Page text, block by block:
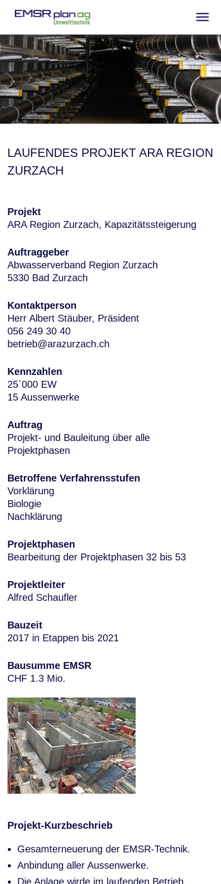
LAUFENDES PROJEKT ARA REGION
ZURZACH
Projekt
ARA Region Zurzach, Kapazitätssteigerung
Auftraggeber
Abwasserverband Region Zurzach
5330 Bad Zurzach
Kontaktperson
Herr Albert Stäuber, Präsident
056 249 30 40
betrieb@arazurzach.ch
Kennzahlen
25`000 EW
15 Aussenwerke
Auftrag
Projekt- und Bauleitung über alle
Projektphasen
Betroffene Verfahrensstufen
Vorklärung
Biologie
Nachklärung
Projektphasen
Bearbeitung der Projektphasen 32 bis 53
Projektleiter
Alfred Schaufler
Bauzeit
2017 in Etappen bis 2021
Bausumme EMSR
CHF 1.3 Mio.
Projekt-Kurzbeschrieb
Gesamterneuerung der EMSR-Technik.
Anbindung aller Aussenwerke.
Die Anlage wirde im laufenden Betrieb